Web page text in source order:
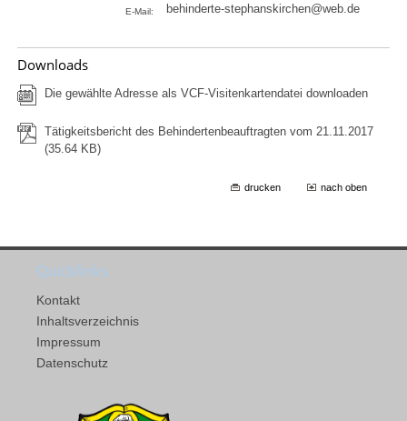
E-Mail: behinderte-stephanskirchen@web.de
Downloads
Die gewählte Adresse als VCF-Visitenkartendatei downloaden
Tätigkeitsbericht des Behindertenbeauftragten vom 21.11.2017
(35.64 KB)
drucken nach oben
Quicklinks
Kontakt
Inhaltsverzeichnis
Impressum
Datenschutz